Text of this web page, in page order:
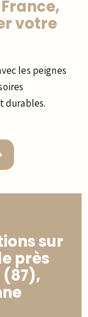
votre
les peignes
durables.
sur
près
(87),